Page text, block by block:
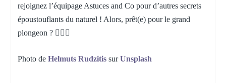
rejoignez l’équipage Astuces and Co pour d’autres secrets
époustouflants du naturel ! Alors, prêt(e) pour le grand
plongeon ? 🏊‍♀️🌞
Photo de Helmuts RudzitissurUnsplash